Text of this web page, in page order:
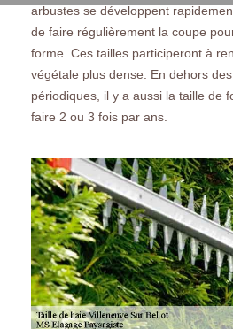
arbustes se développent
de faire régulièrement la coupe
forme. Ces tailles participeront à
végétale plus dense. En dehors
périodiques, il y a aussi la taille de
faire 2 ou 3 fois par ans.